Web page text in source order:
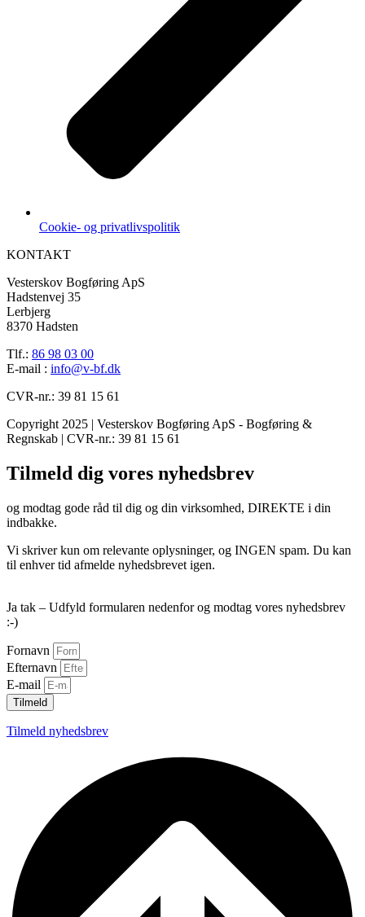
Cookie- og privatlivspolitik
KONTAKT
Vesterskov Bogføring ApS
Hadstenvej 35
Lerbjerg
8370 Hadsten
Tlf.: 86 98 03 00
E-mail : info@v-bf.dk
CVR-nr.: 39 81 15 61
Copyright 2025 | Vesterskov Bogføring ApS - Bogføring &
Regnskab | CVR-nr.: 39 81 15 61
Tilmeld dig vores nyhedsbrev
og modtag gode råd til dig og din virksomhed, DIREKTE i din
indbakke.
Vi skriver kun om relevante oplysninger, og INGEN spam. Du kan
til enhver tid afmelde nyhedsbrevet igen.
Ja tak – Udfyld formularen nedenfor og modtag vores nyhedsbrev
:-)
Fornavn
Efternavn
E-mail
Tilmeld
Tilmeld nyhedsbrev